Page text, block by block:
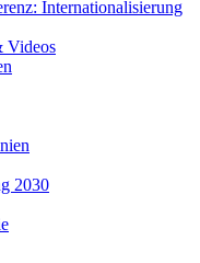
Internationalisierung
Videos
2030